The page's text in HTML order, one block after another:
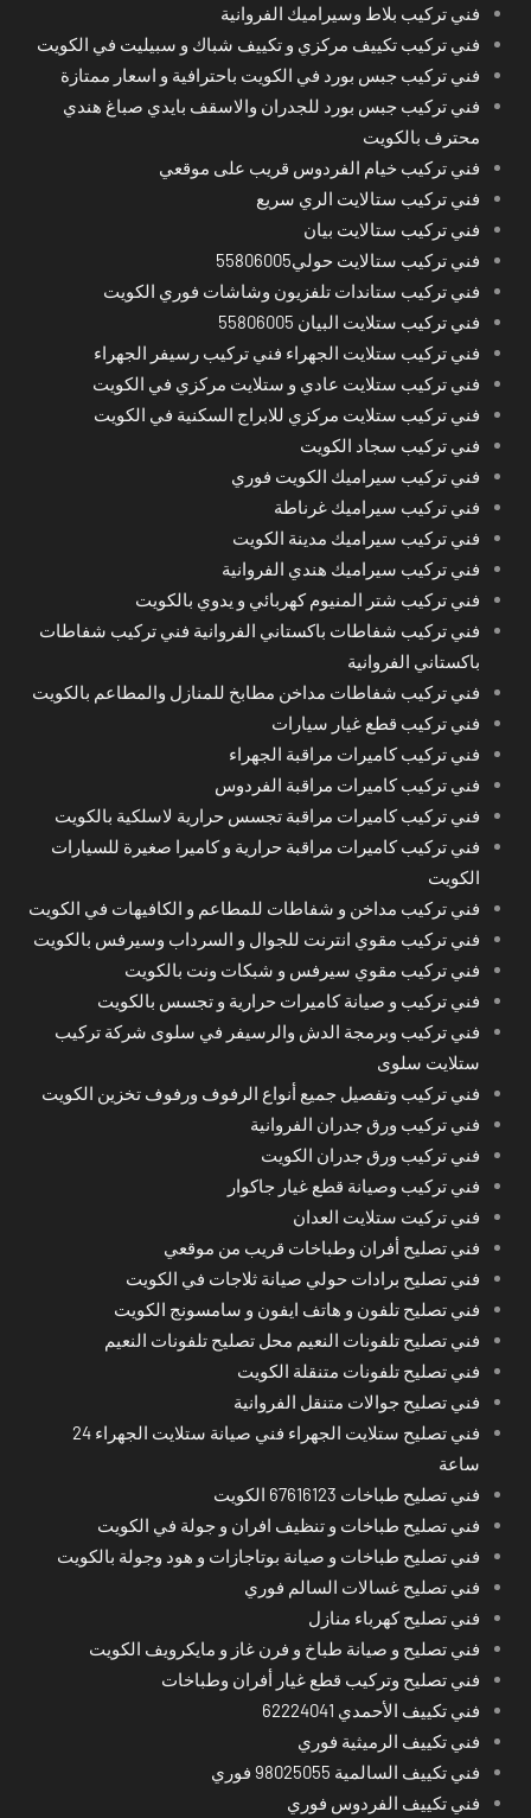
فني تركيب بلاط وسيراميك الفروانية
فني تركيب تكييف مركزي و تكييف شباك و سبيليت في الكويت
فني تركيب جبس بورد في الكويت باحترافية و اسعار ممتازة
فني تركيب جبس بورد للجدران والاسقف بايدي صباغ هندي
محترف بالكويت
فني تركيب خيام الفردوس قريب على موقعي
فني تركيب ستالايت الري سريع
فني تركيب ستالايت بيان
فني تركيب ستالايت حولي55806005
فني تركيب ستاندات تلفزيون وشاشات فوري الكويت
فني تركيب ستلايت البيان 55806005
فني تركيب ستلايت الجهراء فني تركيب رسيفر الجهراء
فني تركيب ستلايت عادي و ستلايت مركزي في الكويت
فني تركيب ستلايت مركزي للابراج السكنية في الكويت
فني تركيب سجاد الكويت
فني تركيب سيراميك الكويت فوري
فني تركيب سيراميك غرناطة
فني تركيب سيراميك مدينة الكويت
فني تركيب سيراميك هندي الفروانية
فني تركيب شتر المنيوم كهربائي و يدوي بالكويت
فني تركيب شفاطات باكستاني الفروانية فني تركيب شفاطات
باكستاني الفروانية
فني تركيب شفاطات مداخن مطابخ للمنازل والمطاعم بالكويت
فني تركيب قطع غيار سيارات
فني تركيب كاميرات مراقبة الجهراء
فني تركيب كاميرات مراقبة الفردوس
فني تركيب كاميرات مراقبة تجسس حرارية لاسلكية بالكويت
فني تركيب كاميرات مراقبة حرارية و كاميرا صغيرة للسيارات
الكويت
فني تركيب مداخن و شفاطات للمطاعم و الكافيهات في الكويت
فني تركيب مقوي انترنت للجوال و السرداب وسيرفس بالكويت
فني تركيب مقوي سيرفس و شبكات ونت بالكويت
فني تركيب و صيانة كاميرات حرارية و تجسس بالكويت
فني تركيب وبرمجة الدش والرسيفر في سلوى شركة تركيب
ستلايت سلوى
فني تركيب وتفصيل جميع أنواع الرفوف ورفوف تخزين الكويت
فني تركيب ورق جدران الفروانية
فني تركيب ورق جدران الكويت
فني تركيب وصيانة قطع غيار جاكوار
فني تركيت ستلايت العدان
فني تصليح أفران وطباخات قريب من موقعي
فني تصليح برادات حولي صيانة ثلاجات في الكويت
فني تصليح تلفون و هاتف ايفون و سامسونج الكويت
فني تصليح تلفونات النعيم محل تصليح تلفونات النعيم
فني تصليح تلفونات متنقلة الكويت
فني تصليح جوالات متنقل الفروانية
فني تصليح ستلايت الجهراء فني صيانة ستلايت الجهراء 24
ساعة
فني تصليح طباخات 67616123 الكويت
فني تصليح طباخات و تنظيف افران و جولة في الكويت
فني تصليح طباخات و صيانة بوتاجازات و هود وجولة بالكويت
فني تصليح غسالات السالم فوري
فني تصليح كهرباء منازل
فني تصليح و صيانة طباخ و فرن غاز و مايكرويف الكويت
فني تصليح وتركيب قطع غيار أفران وطباخات
فني تكييف الأحمدي 62224041
فني تكييف الرميثية فوري
فني تكييف السالمية 98025055 فوري
فني تكييف الفردوس فوري